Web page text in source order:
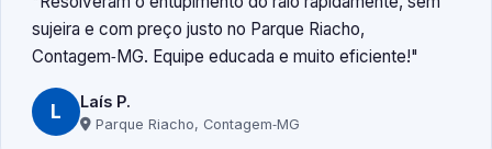
sujeira e com preço justo no Parque Riacho,
Contagem‑MG. Equipe educada e muito eficiente!
L Laís P.
Parque Riacho, Contagem‑MG